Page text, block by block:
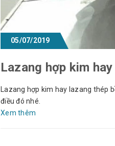
05/07/2019
Lazang hợp kim
Lazang hợp kim hay lazang thép
điều đó nhé.
Xem thêm